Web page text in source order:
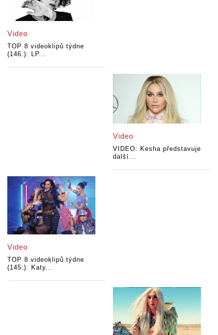
Video
TOP 8 videoklipů týdne
(146.): LP...
Video
VIDEO: Kesha představuje
další...
Video
TOP 8 videoklipů týdne
(145.): Katy...